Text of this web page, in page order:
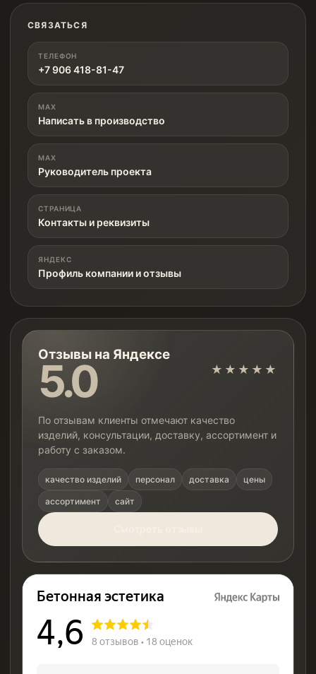
СВЯЗАТЬСЯ
ТЕЛЕФОН
+7 906 418-81-47
MAX
Написать в производство
MAX
Руководитель проекта
СТРАНИЦА
Контакты и реквизиты
ЯНДЕКС
Профиль компании и отзывы
Отзывы на Яндексе
5.0 ★★★★★
По отзывам клиенты отмечают качество
изделий, консультации, доставку, ассортимент и
работу с заказом.
качество изделий персонал доставка цены
ассортимент сайт